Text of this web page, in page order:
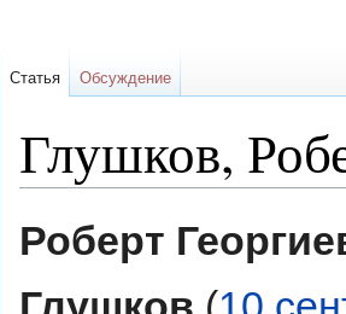
Глушков,
Роберт
Статья Обсуждение